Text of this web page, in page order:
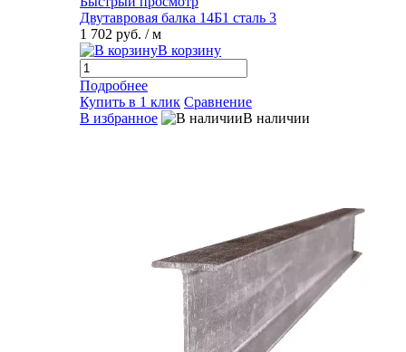
Двутавровая балка 14Б1 сталь 3
1 702 руб. / м
В корзину
Подробнее
Купить в 1 клик Сравнение
В избранное
В наличии